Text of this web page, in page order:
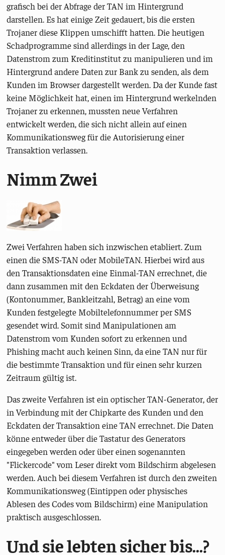
grafisch bei der Abfrage der TAN im Hintergrund
darstellen. Es hat einige Zeit gedauert, bis die ersten
Trojaner diese Klippen umschifft hatten. Die heutigen
Schadprogramme sind allerdings in der Lage, den
Datenstrom zum Kreditinstitut zu manipulieren und im
Hintergrund andere Daten zur Bank zu senden, als dem
Kunden im Browser dargestellt werden. Da der Kunde fast
keine Möglichkeit hat, einen im Hintergrund werkelnden
Trojaner zu erkennen, mussten neue Verfahren
entwickelt werden, die sich nicht allein auf einen
Kommunikationsweg für die Autorisierung einer
Transaktion verlassen.
Nimm Zwei
Zwei Verfahren haben sich inzwischen etabliert. Zum
einen die SMS-TAN oder MobileTAN. Hierbei wird aus
den Transaktionsdaten eine Einmal-TAN errechnet, die
dann zusammen mit den Eckdaten der Überweisung
(Kontonummer, Bankleitzahl, Betrag) an eine vom
Kunden festgelegte Mobiltelefonnummer per SMS
gesendet wird. Somit sind Manipulationen am
Datenstrom vom Kunden sofort zu erkennen und
Phishing macht auch keinen Sinn, da eine TAN nur für
die bestimmte Transaktion und für einen sehr kurzen
Zeitraum gültig ist.
Das zweite Verfahren ist ein optischer TAN-Generator, der
in Verbindung mit der Chipkarte des Kunden und den
Eckdaten der Transaktion eine TAN errechnet. Die Daten
könne entweder über die Tastatur des Generators
eingegeben werden oder über einen sogenannten
"Flickercode" vom Leser direkt vom Bildschirm abgelesen
werden. Auch bei diesem Verfahren ist durch den zweiten
Kommunikationsweg (Eintippen oder physisches
Ablesen des Codes vom Bildschirm) eine Manipulation
praktisch ausgeschlossen.
Und sie lebten sicher bis...?